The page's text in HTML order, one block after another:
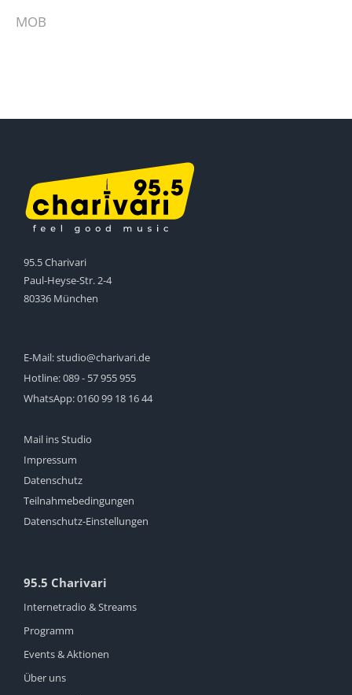
MOB
95.5 Charivari
Paul-Heyse-Str. 2-4
80336 München
E-Mail:studio@charivari.de
Hotline:089 - 57 955 955
WhatsApp:0160 99 18 16 44
Mail ins Studio
Impressum
Datenschutz
Teilnahmebedingungen
Datenschutz-Einstellungen
95.5 Charivari
Internetradio & Streams
Programm
Events & Aktionen
Über uns